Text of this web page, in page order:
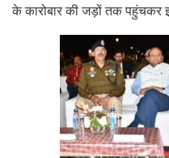
के कारोबार की जड़ों तक पहुंचकर